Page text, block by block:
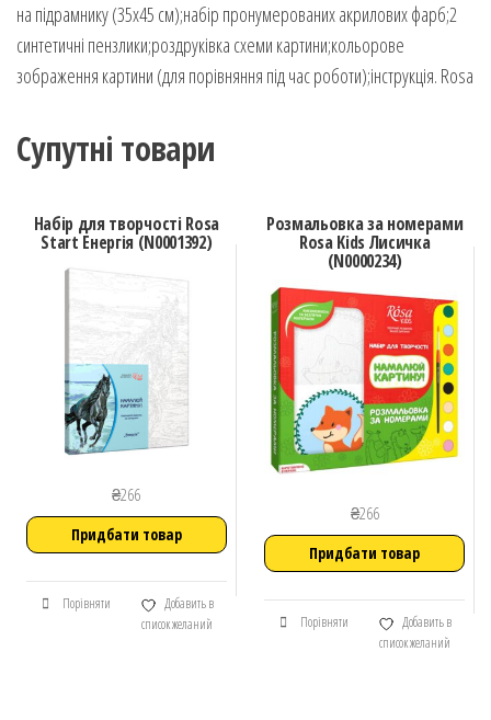
на підрамнику (35х45 см);набір пронумерованих акрилових фарб;2
синтетичні пензлики;роздруківка схеми картини;кольорове
зображення картини (для порівняння під час роботи);інструкція. Rosa
Супутні товари
Набір для творчості Rosa
Start Енергія (N0001392)
₴266
Придбати товар
Порівняти
Добавить в
список желаний
Розмальовка за номерами
Rosa Kids Лисичка
(N0000234)
₴266
Придбати товар
Порівняти
Добавить в
список желаний